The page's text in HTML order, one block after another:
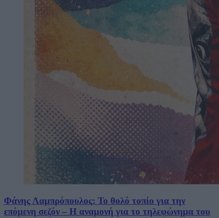
Φάνης Λαμπρόπουλος: Το θολό τοπίο για την
επόμενη σεζόν – Η αναμονή για το τηλεφώνημα του